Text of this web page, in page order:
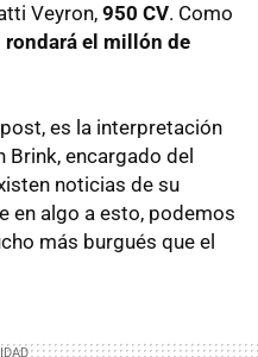
Veyron, 950 CV. Como
el millón de
es la interpretación
Brink, encargado del
noticias de su
en algo a esto, podemos
más burgués que el